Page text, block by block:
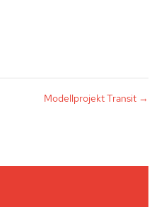
Modellprojekt Transit →